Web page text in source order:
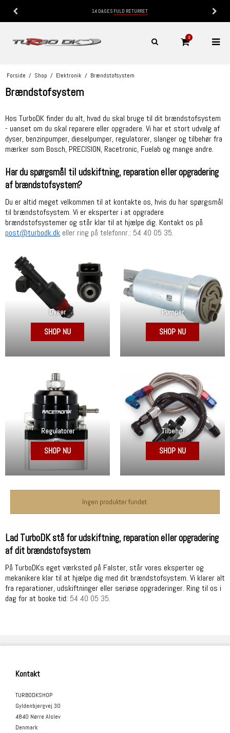
14 DAGES FULD RETURRET
0
Forside / Shop / Elektronik / Brændstofsystem
Brændstofsystem
Hos TurboDK finder du alt, hvad du skal bruge til dit brændstofsystem
- uanset om du skal reparere eller opgradere. Vi har et stort udvalg af
dyser, benzinpumper, dieselpumper, regulatorer, slanger og tilbehør fra
mærker som Bosch, PRECISION, Racetronic, Fuelab og mange andre.
Har du spørgsmål til udskiftning, reparation eller opgradering
af brændstofsystem?
Du er altid meget velkommen til at kontakte os, hvis du har spørgsmål
til brændstofsystem. Vi er eksperter i at opgradere
brændstofsystemer og står klar til at hjælpe dig. Kontakt os på
post@turbodk.dk eller ring på telefonnr.: 54 40 05 35.
Dyser
SHOP NU
Pumper
SHOP NU
Regulatorer
SHOP NU
Tilbehør
SHOP NU
Ingen produkter fundet.
Lad TurboDK stå for udskiftning, reparation eller opgradering
af dit brændstofsystem
På TurboDKs eget værksted på Falster, står vores eksperter og
mekanikere klar til at hjælpe dig med dit brændstofsystem. Vi klarer alt
fra reparationer, udskiftninger eller seriøse opgraderinger. Ring til os i
dag for at booke tid: 54 40 05 35.
Kontakt
TURBODKSHOP
Gyldenbjergvej 30
4840 Nørre Alslev
Denmark